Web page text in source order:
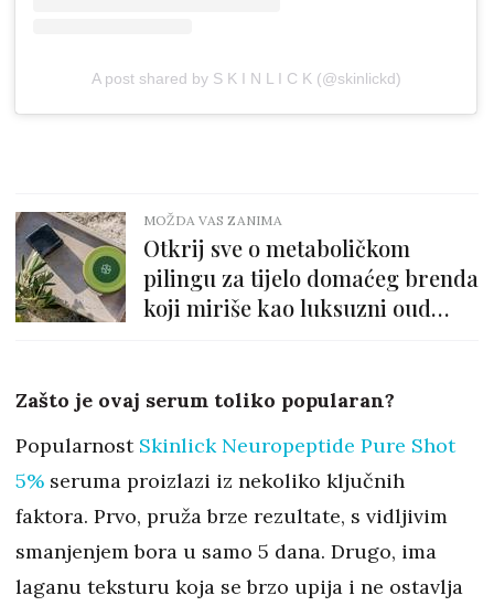
A post shared by S K I N L I C K (@skinlickd)
MOŽDA VAS ZANIMA
Otkrij sve o metaboličkom
pilingu za tijelo domaćeg brenda
koji miriše kao luksuzni oud
Zašto je ovaj serum toliko popularan?
Popularnost Skinlick Neuropeptide Pure Shot
5% seruma proizlazi iz nekoliko ključnih
faktora. Prvo, pruža brze rezultate, s vidljivim
smanjenjem bora u samo 5 dana. Drugo, ima
laganu teksturu koja se brzo upija i ne ostavlja